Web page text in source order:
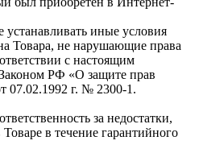
устанавливать иные условия
Товара, не нарушающие права
с настоящим
РФ «О защите прав
07.02.1992 г. № 2300-1.
за недостатки,
в течение гарантийного